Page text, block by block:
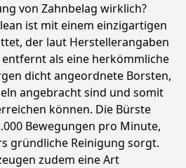
von Zahnbelag wirklich?
ist mit einem einzigartigen
der laut Herstellerangaben
entfernt als eine herkömmliche
dicht angeordnete Borsten,
angebracht sind und somit
können. Die Bürste
Bewegungen pro Minute,
gründliche Reinigung sorgt.
zudem eine Art